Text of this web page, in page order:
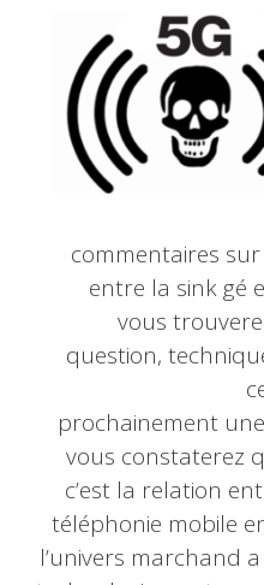
commentaires
entre la sink gé
vous
question,
prochainement une
vous constaterez
c’est la relation
téléphonie mobile
l’univers marchand